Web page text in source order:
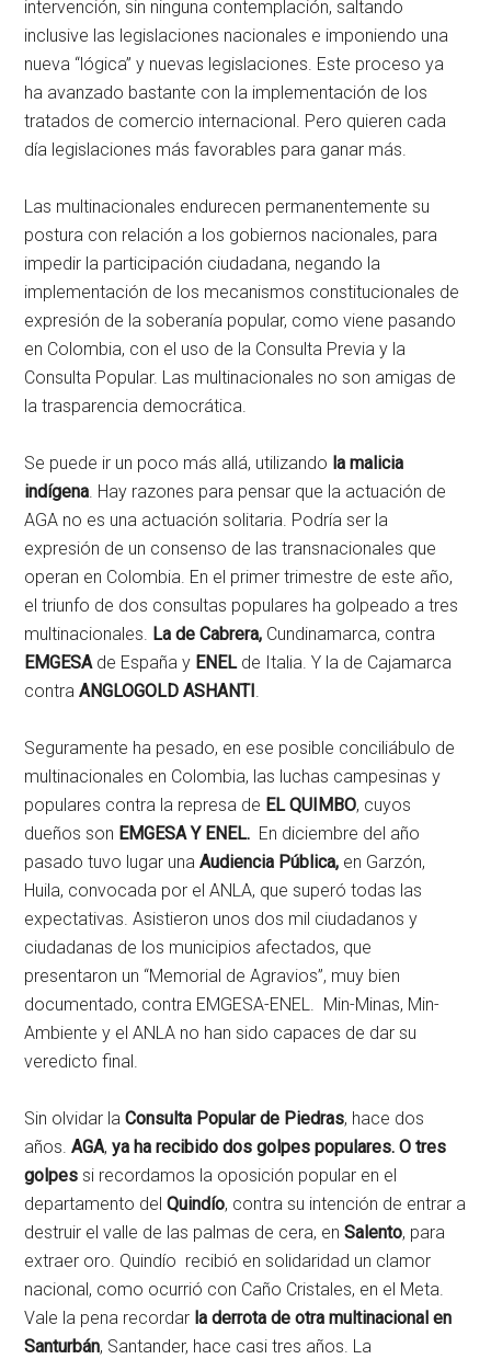
intervención, sin ninguna contemplación, saltando
inclusive las legislaciones nacionales e imponiendo una
nueva “lógica” y nuevas legislaciones. Este proceso ya
ha avanzado bastante con la implementación de los
tratados de comercio internacional. Pero quieren cada
día legislaciones más favorables para ganar más.
Las multinacionales endurecen permanentemente su
postura con relación a los gobiernos nacionales, para
impedir la participación ciudadana, negando la
implementación de los mecanismos constitucionales de
expresión de la soberanía popular, como viene pasando
en Colombia, con el uso de la Consulta Previa y la
Consulta Popular. Las multinacionales no son amigas de
la trasparencia democrática.
Se puede ir un poco más allá, utilizando la malicia
indígena . Hay razones para pensar que la actuación de
AGA no es una actuación solitaria. Podría ser la
expresión de un consenso de las transnacionales que
operan en Colombia. En el primer trimestre de este año,
el triunfo de dos consultas populares ha golpeado a tres
multinacionales. La de Cabrera, Cundinamarca, contra
EMGESA de España y ENELde Italia. Y la de Cajamarca
contraANGLOGOLD ASHANTI
Seguramente ha pesado, en ese posible conciliábulo de
multinacionales en Colombia, las luchas campesinas y
populares contra la represa de EL QUIMBO, cuyos
dueños son EMGESA Y ENEL. En diciembre del año
pasado tuvo lugar unaAudiencia Pública, en Garzón,
Huila, convocada por el ANLA, que superó todas las
expectativas. Asistieron unos dos mil ciudadanos y
ciudadanas de los municipios afectados, que
presentaron un “Memorial de Agravios”, muy bien
documentado, contra EMGESA-ENEL. Min-Minas, Min-
Ambiente y el ANLA no han sido capaces de dar su
veredicto final.
Sin olvidar laConsulta Popular de Piedras, hace dos
años.AGA, ya ha recibido dos golpes populares. O tres
golpes si recordamos la oposición popular en el
departamento delQuindío, contra su intención de entrar a
destruir el valle de las palmas de cera, enSalento, para
extraer oro. Quindío recibió en solidaridad un clamor
nacional, como ocurrió con Caño Cristales, en el Meta.
Vale la pena recordar la derrota de otra multinacional en
Santurbán, Santander, hace casi tres años. La